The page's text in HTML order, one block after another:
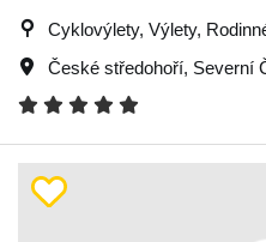
Cyklovýlety, Výlety,
České středohoří, Severní